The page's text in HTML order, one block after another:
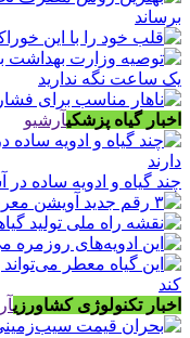
اخبار گیاه پزشکیآرشیو
چند گیاه و ادویه ساده
اخبار تکنولوژی کشاورزی